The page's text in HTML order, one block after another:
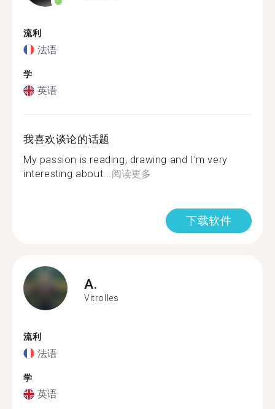
流利
法语
学
英语
我喜欢谈论的话题
My passion is reading, drawing and I’m very
interesting about...阅读更多
下载软件
A.
Vitrolles
流利
法语
学
英语